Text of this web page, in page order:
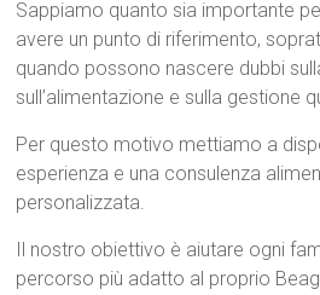
Sappiamo quanto sia importante
avere un punto di riferimento,
quando possono nascere dubbi
sull’alimentazione e sulla gestione
Per questo motivo mettiamo a
esperienza e una consulenza
personalizzata.
Il nostro obiettivo è aiutare ogni
percorso più adatto al proprio